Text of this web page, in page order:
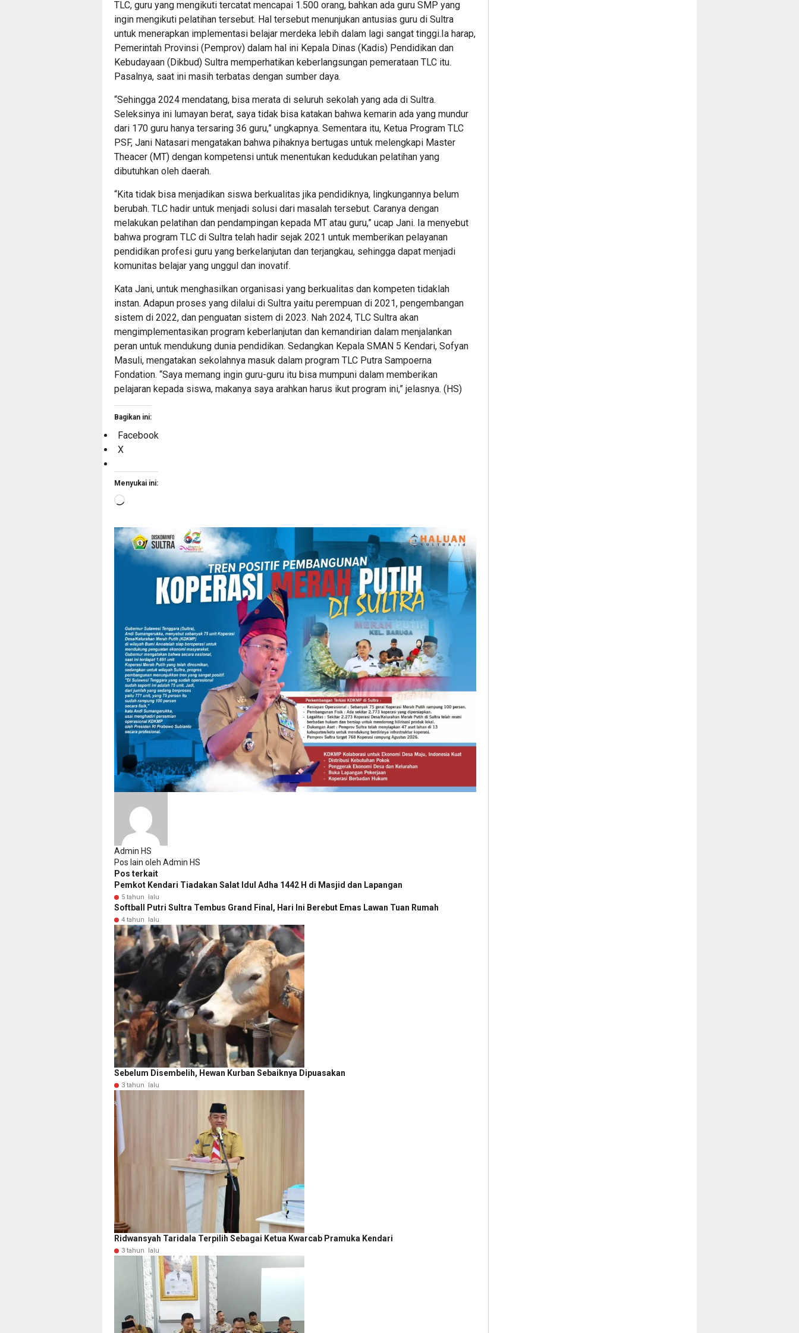
TLC, guru yang mengikuti tercatat mencapai 1.500 orang, bahkan ada guru SMP yang
ingin mengikuti pelatihan tersebut. Hal tersebut menunjukan antusias guru di Sultra
untuk menerapkan implementasi belajar merdeka lebih dalam lagi sangat tinggi.Ia harap,
Pemerintah Provinsi (Pemprov) dalam hal ini Kepala Dinas (Kadis) Pendidikan dan
Kebudayaan (Dikbud) Sultra memperhatikan keberlangsungan pemerataan TLC itu.
Pasalnya, saat ini masih terbatas dengan sumber daya.
“Sehingga 2024 mendatang, bisa merata di seluruh sekolah yang ada di Sultra.
Seleksinya ini lumayan berat, saya tidak bisa katakan bahwa kemarin ada yang mundur
dari 170 guru hanya tersaring 36 guru,” ungkapnya. Sementara itu, Ketua Program TLC
PSF, Jani Natasari mengatakan bahwa pihaknya bertugas untuk melengkapi Master
Theacer (MT) dengan kompetensi untuk menentukan kedudukan pelatihan yang
dibutuhkan oleh daerah.
“Kita tidak bisa menjadikan siswa berkualitas jika pendidiknya, lingkungannya belum
berubah. TLC hadir untuk menjadi solusi dari masalah tersebut. Caranya dengan
melakukan pelatihan dan pendampingan kepada MT atau guru,” ucap Jani. Ia menyebut
bahwa program TLC di Sultra telah hadir sejak 2021 untuk memberikan pelayanan
pendidikan profesi guru yang berkelanjutan dan terjangkau, sehingga dapat menjadi
komunitas belajar yang unggul dan inovatif.
Kata Jani, untuk menghasilkan organisasi yang berkualitas dan kompeten tidaklah
instan. Adapun proses yang dilalui di Sultra yaitu perempuan di 2021, pengembangan
sistem di 2022, dan penguatan sistem di 2023. Nah 2024, TLC Sultra akan
mengimplementasikan program keberlanjutan dan kemandirian dalam menjalankan
peran untuk mendukung dunia pendidikan. Sedangkan Kepala SMAN 5 Kendari, Sofyan
Masuli, mengatakan sekolahnya masuk dalam program TLC Putra Sampoerna
Fondation. “Saya memang ingin guru-guru itu bisa mumpuni dalam memberikan
pelajaran kepada siswa, makanya saya arahkan harus ikut program ini,” jelasnya. (HS)
Bagikan ini:
Facebook
X
Menyukai ini:
Memuat...
Admin HS
Pos lain oleh Admin HS
Pos terkait
Pemkot Kendari Tiadakan Salat Idul Adha 1442 H di Masjid dan Lapangan
5 tahun lalu
Softball Putri Sultra Tembus Grand Final, Hari Ini Berebut Emas Lawan Tuan Rumah
4 tahun lalu
Sebelum Disembelih, Hewan Kurban Sebaiknya Dipuasakan
3 tahun lalu
Ridwansyah Taridala Terpilih Sebagai Ketua Kwarcab Pramuka Kendari
3 tahun lalu